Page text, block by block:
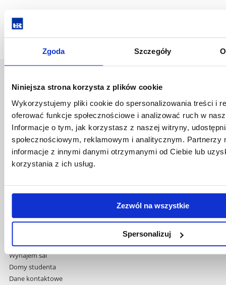
Zgoda Szczegóły
Niniejsza strona korzysta z plików cookie
Wykorzystujemy pliki cookie do spersonalizowania treści i
oferować funkcje społecznościowe i analizować ruch w
Informacje o tym, jak korzystasz z naszej witryny,
społecznościowym, reklamowym i analitycznym. Partnerzy
informacje z innymi danymi otrzymanymi od Ciebie lub
korzystania z ich usług.
Zezwól na wszystkie
Spersonalizuj
Al. Tadeusza Rejtana 16C
35-959 Rzeszów
Pomiń
nawigację
przejdź
Polityka prywatności
Mapa serwisu
Biblioteka
Wydawnictwo
Studia podyplomowe
Praca na UR
Fundusze strukturalne
Projekty realizowane z KPO
Wynajem sal
Domy studenta
Dane kontaktowe